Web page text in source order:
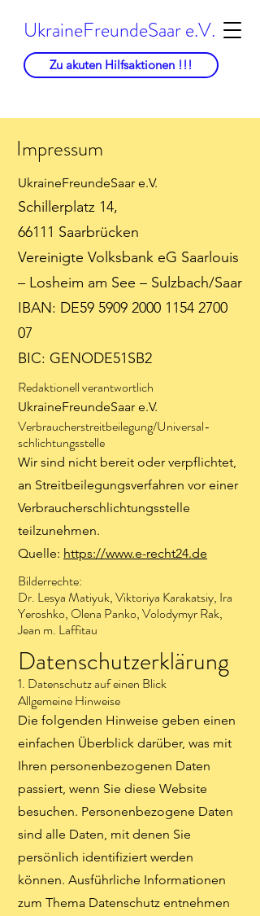
UkraineFreundeSaar e.V.
Zu akuten Hilfsaktionen !!!
Impressum
UkraineFreundeSaar e.V.
Schillerplatz 14,
66111 Saarbrücken
Vereinigte Volksbank eG Saarlouis
– Losheim am See – Sulzbach/Saar
IBAN: DE59 5909 2000 1154 2700
07
BIC: GENODE51SB2
Redaktionell verantwortlich
UkraineFreundeSaar e.V.
Verbraucher­streit­beilegung/Universal­
schlichtungs­stelle
Wir sind nicht bereit oder verpflichtet,
an Streitbeilegungsverfahren vor einer
Verbraucherschlichtungsstelle
teilzunehmen.
Quelle: https://www.e-recht24.de
Bilderrechte:
Dr. Lesya Matiyuk,Viktoriya Karakatsiy, Ira
Yeroshko, Olena Panko, Volodymyr Rak,
Jean m. Laffitau
Datenschutzerklärung
1. Datenschutz auf einen Blick
Allgemeine Hinweise
Die folgenden Hinweise geben einen
einfachen Überblick darüber, was mit
Ihren personenbezogenen Daten
passiert, wenn Sie diese Website
besuchen. Personenbezogene Daten
sind alle Daten, mit denen Sie
persönlich identifiziert werden
können. Ausführliche Informationen
zum Thema Datenschutz entnehmen